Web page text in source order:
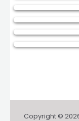
Copyright © 2026